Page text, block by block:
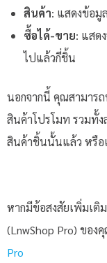
สินค้า: แสดงข้อมู
ซื้อได้-ขาย: แสด
ไปแล้วกี่ชิ้น
นอกจากนี้ คุณสามาร
สินค้าโปรโมท รวมทั้
สินค้าชิ้นนั้นแล้ว หรือ
หากมีข้อสงสัยเพิ่มเติ
(LnwShop Pro) ของ
Pro